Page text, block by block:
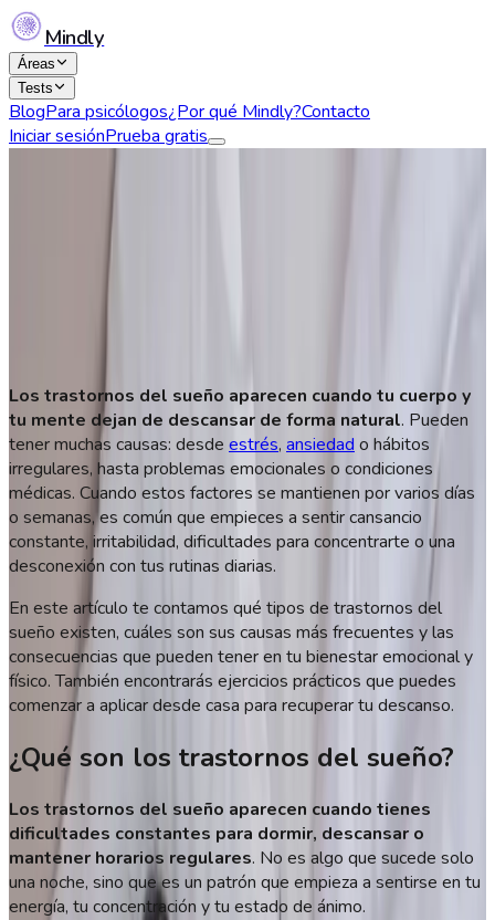
Mindly
Áreas
Tests
BlogPara psicólogos¿Por qué Mindly?Contacto
Iniciar sesiónPrueba gratis
Trastornos del sueño: causas y
consecuencias
Los trastornos del sueño aparecen cuando tu cuerpo y
tu mente dejan de descansar de forma natural. Pueden
tener muchas causas: desde estrés, ansiedad o hábitos
irregulares, hasta problemas emocionales o condiciones
médicas. Cuando estos factores se mantienen por varios días
o semanas, es común que empieces a sentir cansancio
constante, irritabilidad, dificultades para concentrarte o una
desconexión con tus rutinas diarias.
En este artículo te contamos qué tipos de trastornos del
sueño existen, cuáles son sus causas más frecuentes y las
consecuencias que pueden tener en tu bienestar emocional y
físico. También encontrarás ejercicios prácticos que puedes
comenzar a aplicar desde casa para recuperar tu descanso.
¿Qué son los trastornos del sueño?
Los trastornos del sueño aparecen cuando tienes
dificultades constantes para dormir, descansar o
mantener horarios regulares. No es algo que sucede solo
una noche, sino que es un patrón que empieza a sentirse en tu
energía, tu concentración y tu estado de ánimo.